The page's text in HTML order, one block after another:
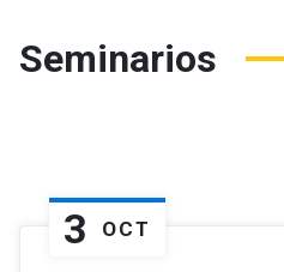
Seminarios
3 OCT